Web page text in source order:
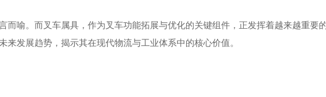
喻。而叉车属具，作为叉车功能拓展与优化的关键组件，正发挥着越来越重要
发展趋势，揭示其在现代物流与工业体系中的核心价值。